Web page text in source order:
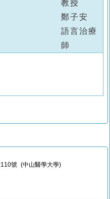
教授
鄭子安
語言治療
師
號 (中山醫學大學)